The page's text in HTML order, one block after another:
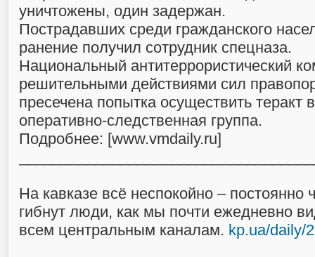
уничтожены, один задержан.
Пострадавших среди гражданского
ранение получил сотрудник спецназа.
Национальный антитеррористический
решительными действиями сил
пресечена попытка осуществить теракт
оперативно-следственная группа.
Подробнее: [www.vmdaily.ru]
На кавказе всё неспокойно – постоянно
гибнут люди, как мы почти ежедневно
всем центральным каналам. kp.ua/daily/